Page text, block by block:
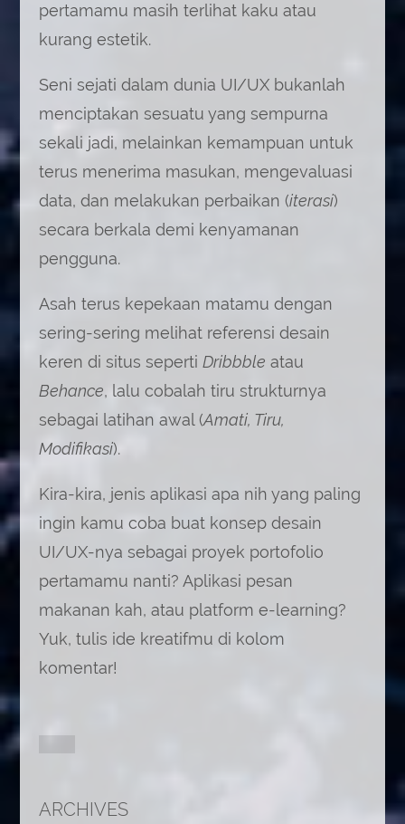
pertamamu masih terlihat kaku atau
kurang estetik.
Seni sejati dalam dunia UI/UX bukanlah
menciptakan sesuatu yang sempurna
sekali jadi, melainkan kemampuan untuk
terus menerima masukan, mengevaluasi
data, dan melakukan perbaikan (iterasi)
secara berkala demi kenyamanan
pengguna.
Asah terus kepekaan matamu dengan
sering-sering melihat referensi desain
keren di situs seperti Dribbble atau
Behance, lalu cobalah tiru strukturnya
sebagai latihan awal (Amati, Tiru,
Modifikasi).
Kira-kira, jenis aplikasi apa nih yang paling
ingin kamu coba buat konsep desain
UI/UX-nya sebagai proyek portofolio
pertamamu nanti? Aplikasi pesan
makanan kah, atau platform e-learning?
Yuk, tulis ide kreatifmu di kolom
komentar!
ARCHIVES